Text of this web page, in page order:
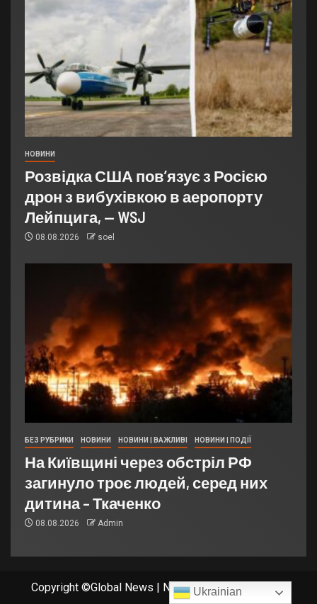
НОВИНИ
Розвідка США пов’язує з Росією
дрон з вибухівкою в аеропорту
Лейпцига, — WSJ
08.08.2026 soel
БЕЗ РУБРИКИ НОВИНИ НОВИНИ | ВАЖЛИВІ НОВИНИ | ПОДІЇ
На Київщині через обстріл РФ
загинуло троє людей, серед них
дитина – Ткаченко
08.08.2026 Admin
Copyright ©Global News | Newseverот AF themes.
Ukrainian